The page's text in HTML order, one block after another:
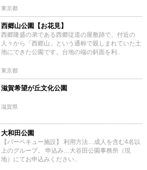
東京都
西郷山公園【お花見】
西郷隆盛の弟である西郷従道の屋敷跡で、付近の
人々から「西郷山」という通称で親しまれていた土
地にできた公園です。台地の端の斜面を利..
東京都
滋賀希望が丘文化公園
滋賀県
大和田公園
【バーベキュー施設】 利用方法…成人を含む4名以
上のグループ。 申込み…大谷田公園事務所（現
地）にてお申込みください..